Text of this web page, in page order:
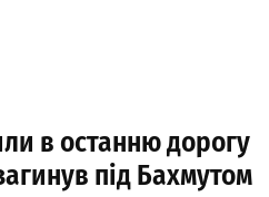
в останню дорогу
під Бахмутом